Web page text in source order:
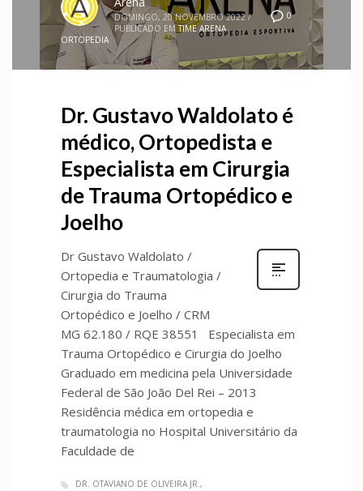
0
DOMINGO, 20 NOVEMBRO 2022 /
PUBLICADO EM TIME ARENA
ORTOPEDIA
Dr. Gustavo Waldolato é
médico, Ortopedista e
Especialista em Cirurgia
de Trauma Ortopédico e
Joelho
Dr Gustavo Waldolato /
Ortopedia e Traumatologia /
Cirurgia do Trauma
Ortopédico e Joelho / CRM
MG 62.180 / RQE 38551 Especialista em
Trauma Ortopédico e Cirurgia do Joelho
Graduado em medicina pela Universidade
Federal de São João Del Rei – 2013
Residência médica em ortopedia e
traumatologia no Hospital Universitário da
Faculdade de
DR. OTAVIANO DE OLIVEIRA JR.